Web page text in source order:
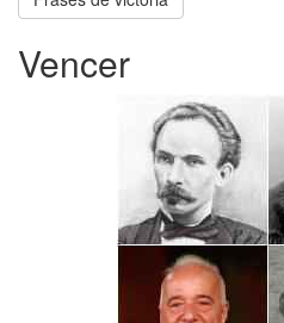
Vencer